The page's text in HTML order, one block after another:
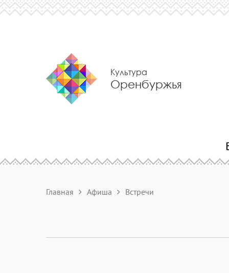
Культура
Оренбуржья
Главная Афиша Встречи